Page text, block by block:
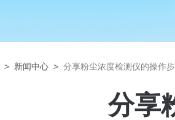
> 新闻中心 > 分享粉尘浓度检测仪的操作
分享